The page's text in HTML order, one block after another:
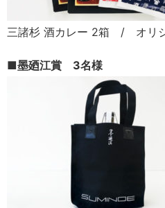
三諸杉 酒カレー 2箱 / オリ
■墨廼江賞 3名様